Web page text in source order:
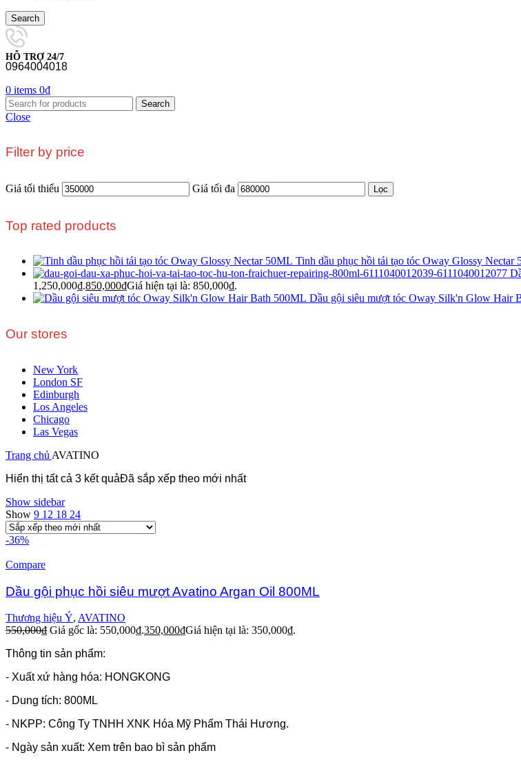
Search
HỖ TRỢ 24/7
0964004018
0 items 0₫
Search
Close
Filter by price
Giá tối thiểu Giá tối đa Lọc
Top rated products
Tinh dầu phục hồi tái tạo tóc Oway Glossy Nectar
1,250,000₫.850,000₫Giá hiện tại là: 850,000₫.
Dầu gội siêu mượt tóc Oway Silk'n Glow Hair
Our stores
New York
London SF
Edinburgh
Los Angeles
Chicago
Las Vegas
Trang chủ AVATINO
Hiển thị tất cả 3 kết quảĐã sắp xếp theo mới nhất
Show sidebar
Show 9 12 18 24
-36%
Compare
Dầu gội phục hồi siêu mượt Avatino Argan Oil 800ML
Thương hiệu Ý, AVATINO
550,000₫ Giá gốc là: 550,000₫.350,000₫Giá hiện tại là: 350,000₫.
Thông tin sản phẩm:
- Xuất xứ hàng hóa: HONGKONG
- Dung tích: 800ML
- NKPP: Công Ty TNHH XNK Hóa Mỹ Phẩm Thái Hương.
- Ngày sản xuất: Xem trên bao bì sản phẩm